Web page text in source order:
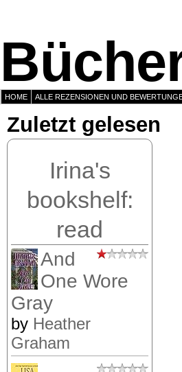
HOME ALLE REZENSIONEN UND
Zuletzt gelesen
Irina's
bookshelf:
read
And
One Wore
Gray
by Heather
Graham